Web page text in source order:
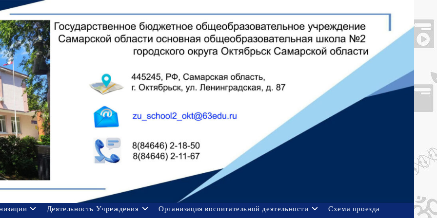
Деятельность Учреждения Организация воспитательной деятельности
Схема проезда